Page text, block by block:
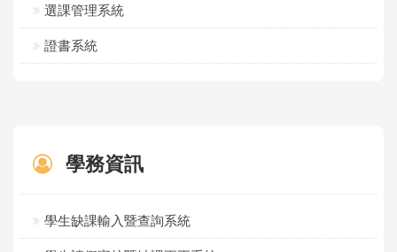
選課管理系統
證書系統
學務資訊
學生缺課輸入暨查詢系統